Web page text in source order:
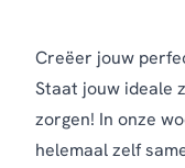
Creëer jouw
Staat jouw ideale
zorgen! In onze
helemaal zelf